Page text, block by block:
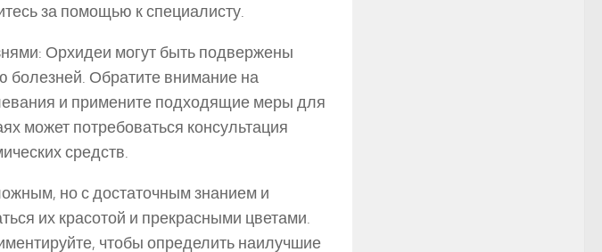
за помощью к специалисту.
Орхидеи могут быть подвержены
болезней. Обратите внимание на
и примените подходящие меры для
может потребоваться консультация
средств.
но с достаточным знанием и
их красотой и прекрасными цветами.
чтобы определить наилучшие